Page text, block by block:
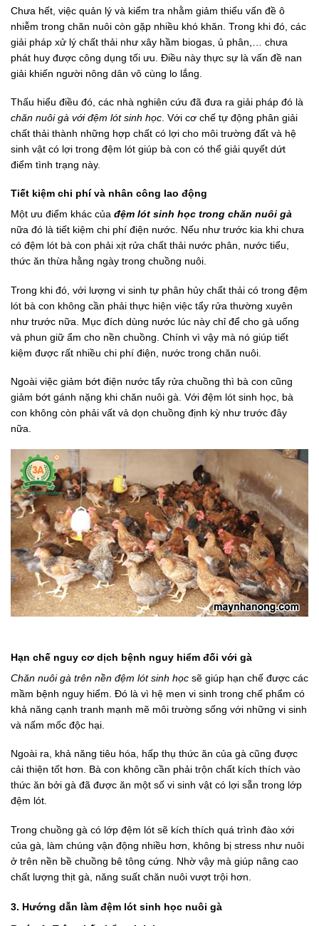
Chưa hết, việc quản lý và kiểm tra nhằm giảm thiểu vấn đề ô
nhiễm trong chăn nuôi còn gặp nhiều khó khăn. Trong khi đó, các
giải pháp xử lý chất thải như xây hầm biogas, ủ phân,… chưa
phát huy được công dụng tối ưu. Điều này thực sự là vấn đề nan
giải khiến người nông dân vô cùng lo lắng.
Thấu hiểu điều đó, các nhà nghiên cứu đã đưa ra giải pháp đó là
chăn nuôi gà với đệm lót sinh học . Với cơ chế tự động phân giải
chất thải thành những hợp chất có lợi cho môi trường đất và hệ
sinh vật có lợi trong đệm lót giúp bà con có thể giải quyết dứt
điểm tình trạng này.
Tiết kiệm chi phí và nhân công lao động
Một ưu điểm khác của đệm lót sinh học trong chăn nuôi gà
nữa đó là tiết kiệm chi phí điện nước. Nếu như trước kia khi chưa
có đệm lót bà con phải xịt rửa chất thải nước phân, nước tiểu,
thức ăn thừa hằng ngày trong chuồng nuôi.
Trong khi đó, với lượng vi sinh tự phân hủy chất thải có trong đệm
lót bà con không cần phải thực hiện việc tẩy rửa thường xuyên
như trước nữa. Mục đích dùng nước lúc này chỉ để cho gà uống
và phun giữ ẩm cho nền chuồng. Chính vì vậy mà nó giúp tiết
kiệm được rất nhiều chi phí điện, nước trong chăn nuôi.
Ngoài việc giảm bớt điện nước tẩy rửa chuồng thì bà con cũng
giảm bớt gánh nặng khi chăn nuôi gà. Với đệm lót sinh học, bà
con không còn phải vất vả dọn chuồng định kỳ như trước đây
nữa.
Hạn chế nguy cơ dịch bệnh nguy hiểm đối với gà
Chăn nuôi gà trên nền đệm lót sinh học sẽ giúp hạn chế được các
mầm bệnh nguy hiểm. Đó là vì hệ men vi sinh trong chế phẩm có
khả năng cạnh tranh mạnh mẽ môi trường sống với những vi sinh
và nấm mốc độc hại.
Ngoài ra, khả năng tiêu hóa, hấp thụ thức ăn của gà cũng được
cải thiện tốt hơn. Bà con không cần phải trộn chất kích thích vào
thức ăn bởi gà đã được ăn một số vi sinh vật có lợi sẵn trong lớp
đệm lót.
Trong chuồng gà có lớp đệm lót sẽ kích thích quá trình đào xới
của gà, làm chúng vận động nhiều hơn, không bị stress như nuôi
ở trên nền bề chuồng bê tông cứng. Nhờ vậy mà giúp nâng cao
chất lượng thịt gà, năng suất chăn nuôi vượt trội hơn.
3. Hướng dẫn làm đệm lót sinh học nuôi gà